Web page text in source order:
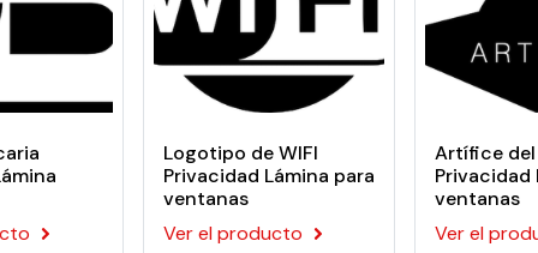
Logotipo de WIFI
Privacidad Lámina para
ventanas
Ver el producto
Artífice
Privacidad
ventanas
Ver el